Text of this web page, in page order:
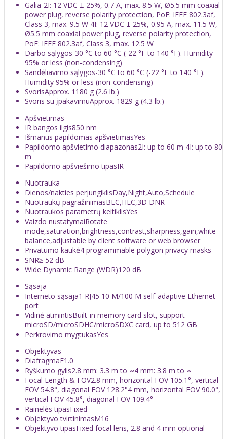
Galia-2I: 12 VDC ± 25%, 0.7 A, max. 8.5 W, Ø5.5 mm coaxial
power plug, reverse polarity protection, PoE: IEEE 802.3af,
Class 3, max. 9.5 W 4I: 12 VDC ± 25%, 0.95 A, max. 11.5 W,
Ø5.5 mm coaxial power plug, reverse polarity protection,
PoE: IEEE 802.3af, Class 3, max. 12.5 W
Darbo sąlygos-30 °C to 60 °C (-22 °F to 140 °F). Humidity
95% or less (non-condensing)
Sandėliavimo sąlygos-30 °C to 60 °C (-22 °F to 140 °F).
Humidity 95% or less (non-condensing)
SvorisApprox. 1180 g (2.6 lb.)
Svoris su įpakavimuApprox. 1829 g (4.3 lb.)
Apšvietimas
IR bangos ilgis850 nm
Išmanus papildomas apšvietimasYes
Papildomo apšvietimo diapazonas2I: up to 60 m 4I: up to 80
m
Papildomo apšviešimo tipasIR
Nuotrauka
Dienos/nakties perjungiklisDay,Night,Auto,Schedule
Nuotraukų pagražinimasBLC,HLC,3D DNR
Nuotraukos parametrų keitiklisYes
Vaizdo nustatymaiRotate
mode,saturation,brightness,contrast,sharpness,gain,white
balance,adjustable by client software or web browser
Privatumo kaukė4 programmable polygon privacy masks
SNR≥ 52 dB
Wide Dynamic Range (WDR)120 dB
Sąsaja
Interneto sąsaja1 RJ45 10 M/100 M self-adaptive Ethernet
port
Vidinė atmintisBuilt-in memory card slot, support
microSD/microSDHC/microSDXC card, up to 512 GB
Perkrovimo mygtukasYes
Objektyvas
DiafragmaF1.0
Ryškumo gylis2.8 mm: 3.3 m to ∞4 mm: 3.8 m to ∞
Focal Length & FOV2.8 mm, horizontal FOV 105.1°, vertical
FOV 54.8°, diagonal FOV 128.2°4 mm, horizontal FOV 90.0°,
vertical FOV 45.8°, diagonal FOV 109.4°
Rainelės tipasFixed
Objektyvo tvirtinimasM16
Objektyvo tipasFixed focal lens, 2.8 and 4 mm optional